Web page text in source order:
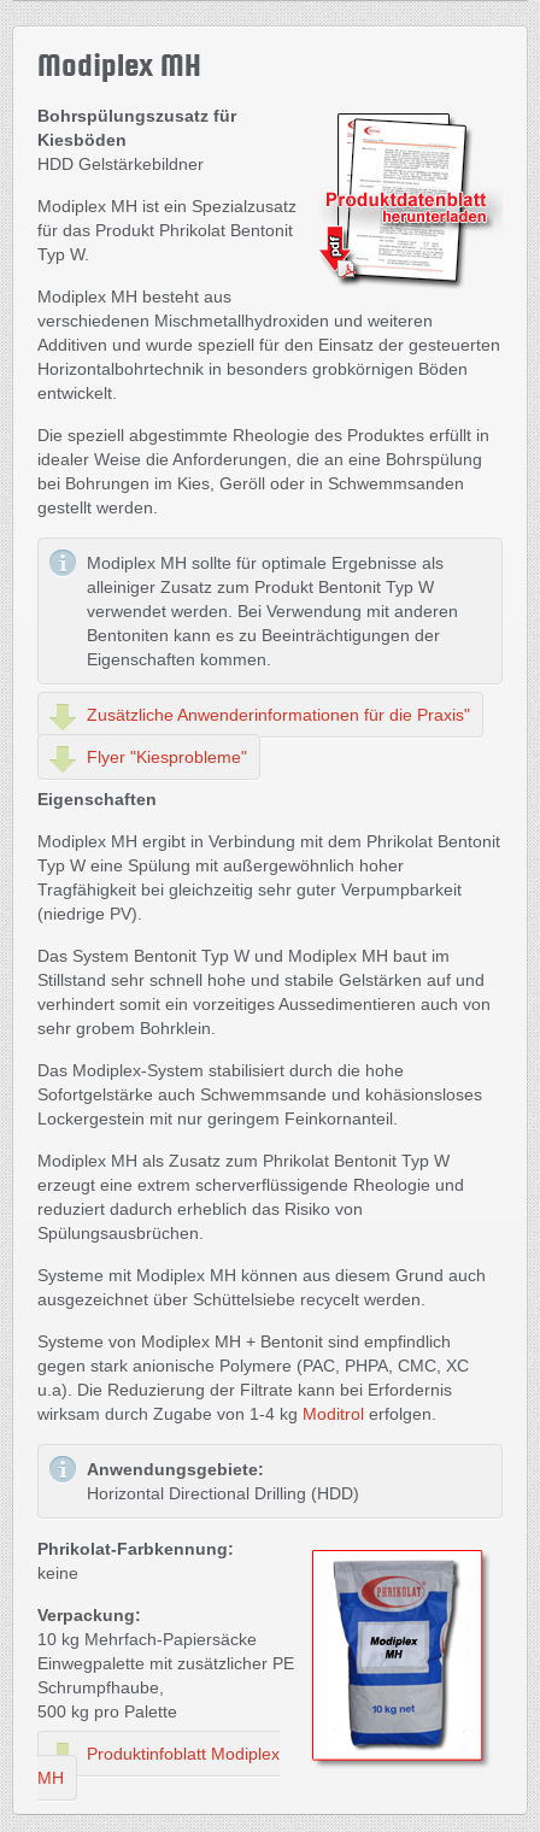
Modiplex MH
Bohrspülungszusatz für
Kiesböden
HDD Gelstärkebildner
Modiplex MH ist ein Spezialzusatz
für das Produkt Phrikolat Bentonit
Typ W.
Modiplex MH besteht aus
verschiedenen Mischmetallhydroxiden und weiteren
Additiven und wurde speziell für den Einsatz der gesteuerten
Horizontalbohrtechnik in besonders grobkörnigen Böden
entwickelt.
Die speziell abgestimmte Rheologie des Produktes erfüllt in
idealer Weise die Anforderungen, die an eine Bohrspülung
bei Bohrungen im Kies, Geröll oder in Schwemmsanden
gestellt werden.
Modiplex MH sollte für optimale Ergebnisse als
alleiniger Zusatz zum Produkt Bentonit Typ W
verwendet werden. Bei Verwendung mit anderen
Bentoniten kann es zu Beeinträchtigungen der
Eigenschaften kommen.
Zusätzliche Anwenderinformationen für die Praxis"
Flyer "Kiesprobleme"
Eigenschaften
Modiplex MH ergibt in Verbindung mit dem Phrikolat Bentonit
Typ W eine Spülung mit außergewöhnlich hoher
Tragfähigkeit bei gleichzeitig sehr guter Verpumpbarkeit
(niedrige PV).
Das System Bentonit Typ W und Modiplex MH baut im
Stillstand sehr schnell hohe und stabile Gelstärken auf und
verhindert somit ein vorzeitiges Aussedimentieren auch von
sehr grobem Bohrklein.
Das Modiplex-System stabilisiert durch die hohe
Sofortgelstärke auch Schwemmsande und kohäsionsloses
Lockergestein mit nur geringem Feinkornanteil.
Modiplex MH als Zusatz zum Phrikolat Bentonit Typ W
erzeugt eine extrem scherverflüssigende Rheologie und
reduziert dadurch erheblich das Risiko von
Spülungsausbrüchen.
Systeme mit Modiplex MH können aus diesem Grund auch
ausgezeichnet über Schüttelsiebe recycelt werden.
Systeme von Modiplex MH + Bentonit sind empfindlich
gegen stark anionische Polymere (PAC, PHPA, CMC, XC
u.a). Die Reduzierung der Filtrate kann bei Erfordernis
wirksam durch Zugabe von 1-4 kg Moditrol erfolgen.
Anwendungsgebiete:
Horizontal Directional Drilling (HDD)
Phrikolat-Farbkennung:
keine
Verpackung:
10 kg Mehrfach-Papiersäcke
Einwegpalette mit zusätzlicher PE
Schrumpfhaube,
500 kg pro Palette
Produktinfoblatt Modiplex
MH